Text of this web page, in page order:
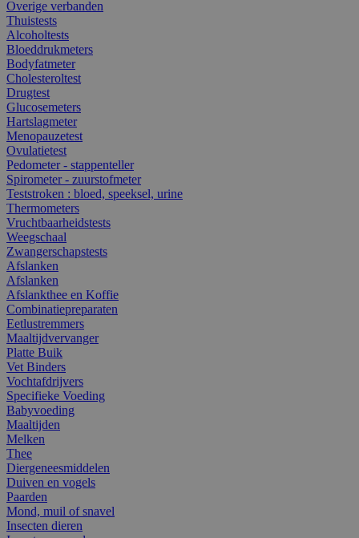
Overige verbanden
Thuistests
Alcoholtests
Bloeddrukmeters
Bodyfatmeter
Cholesteroltest
Drugtest
Glucosemeters
Hartslagmeter
Menopauzetest
Ovulatietest
Pedometer - stappenteller
Spirometer - zuurstofmeter
Teststroken : bloed, speeksel, urine
Thermometers
Vruchtbaarheidstests
Weegschaal
Zwangerschapstests
Afslanken
Afslanken
Afslankthee en Koffie
Combinatiepreparaten
Eetlustremmers
Maaltijdvervanger
Platte Buik
Vet Binders
Vochtafdrijvers
Specifieke Voeding
Babyvoeding
Maaltijden
Melken
Thee
Diergeneesmiddelen
Duiven en vogels
Paarden
Mond, muil of snavel
Insecten dieren